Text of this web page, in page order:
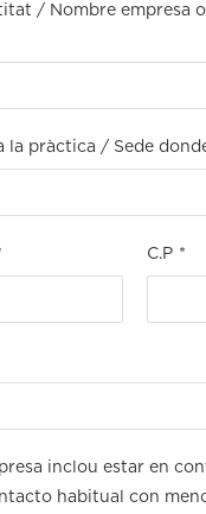
/ Nombre empresa o
la pràctica / Sede
C.P *
inclou estar en
habitual con